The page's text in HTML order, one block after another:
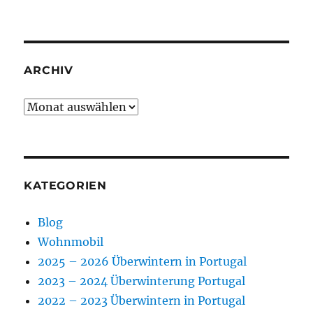
ARCHIV
Archiv
KATEGORIEN
Blog
Wohnmobil
2025 – 2026 Überwintern in Portugal
2023 – 2024 Überwinterung Portugal
2022 – 2023 Überwintern in Portugal